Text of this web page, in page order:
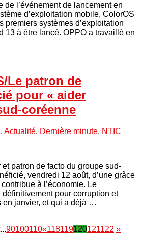
de l’événement de lancement en
d’exploitation mobile, ColorOS
premiers systèmes d’exploitation
13 à être lancé. OPPO a travaillé en
Le patron de
pour « aider
coréenne
, Actualité, Dernière minute, NTIC
et patron de facto du groupe sud­-
vendredi 12 août, d’une grâce
à l’économie. Le
pour corruption et
en janvier, et qui a déjà …
...90100110«118119120121122 »